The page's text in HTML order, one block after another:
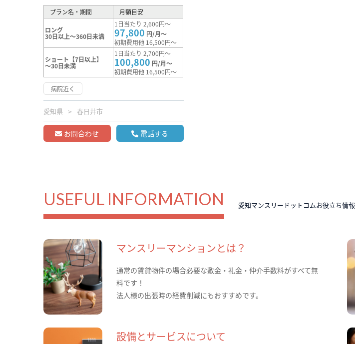
プラン名・期間 月額目安
ロング
30日以上～360日未満
1日当たり 2,600円～
97,800 円/月～
初期費用他 16,500円～
ショート【7日以上】
～30日未満
1日当たり 2,700円～
100,800 円/月～
初期費用他 16,500円～
病院近く
愛知県 春日井市
お問合わせ 電話する
USEFUL INFORMATION 愛知マンスリードットコムお役立ち情報
マンスリーマンションとは？
通常の賃貸物件の場合必要な敷金・礼金・仲介手数料がすべて無
料です！
法人様の出張時の経費削減にもおすすめです。
設備とサービスについて